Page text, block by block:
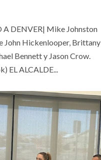
A DENVER| Mike Johnston
John Hickenlooper, Brittany
Bennett y Jason Crow.
EL ALCALDE...